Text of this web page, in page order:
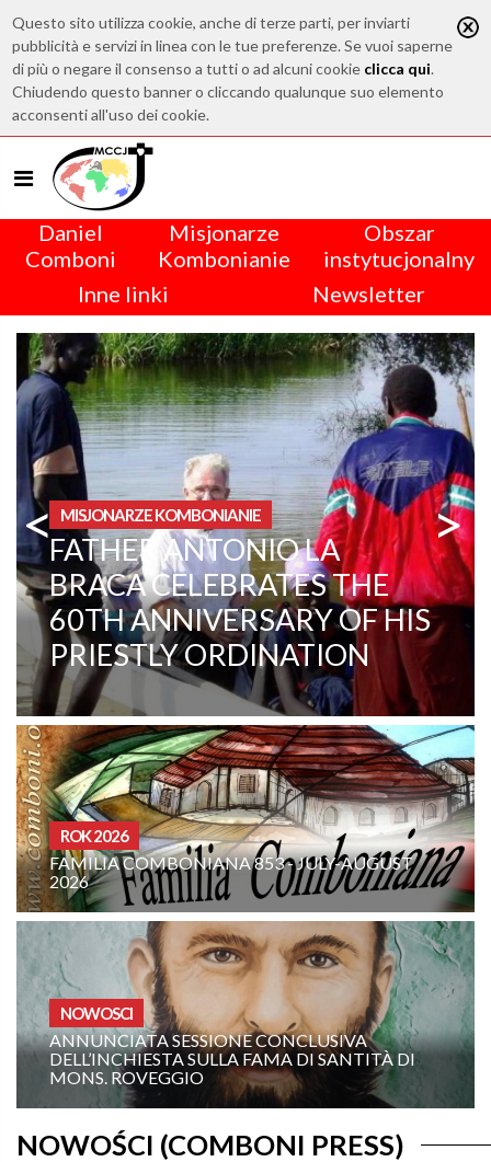
Questo sito utilizza cookie, anche di terze parti, per inviarti
pubblicità e servizi in linea con le tue preferenze. Se vuoi saperne
di più o negare il consenso a tutti o ad alcuni cookie clicca qui.
Chiudendo questo banner o cliccando qualunque suo elemento
acconsenti all'uso dei cookie.
Daniel
Comboni
Misjonarze
Kombonianie
Obszar
instytucjonalny
Inne linki
Newsletter
< OBSZAR INSTYTUCJONALNY
CENTRAL AFRICAN
REPUBLIC. A CHANGE IN
MENTALITY
>
- JULY-AUGUST
CURIA - (NOTIZIE-NEWS)
INTENCJE RODZINY
SIERPIEŃ 2026
DI SANTITÀ DI
OMELIE ANNO A
19TH SUNDAY IN ORDINARY TIME – YEAR A:
“COMMAND ME TO COME
NOWOŚCI (COMBONI PRESS)